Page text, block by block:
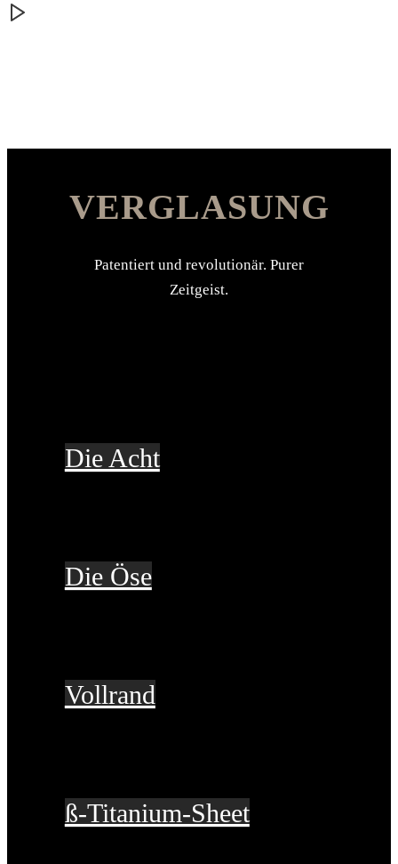
VERGLASUNG
Patentiert und revolutionär. Purer
Zeitgeist.
Die Acht
Die Öse
Vollrand
ß-Titanium-Sheet